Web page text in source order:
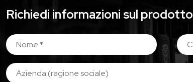
Richiedi informazioni sul prodotto